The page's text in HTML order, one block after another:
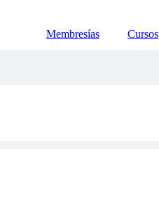
Membresías Cursos